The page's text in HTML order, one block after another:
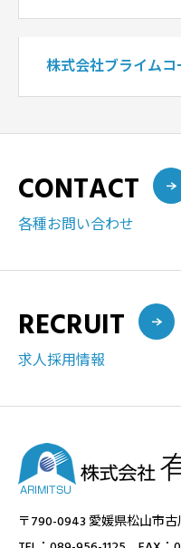
株式会社ブライム
CONTACT
各種お問い合わせ
RECRUIT
求人採用情報
〒790-0943 愛媛県松山市古